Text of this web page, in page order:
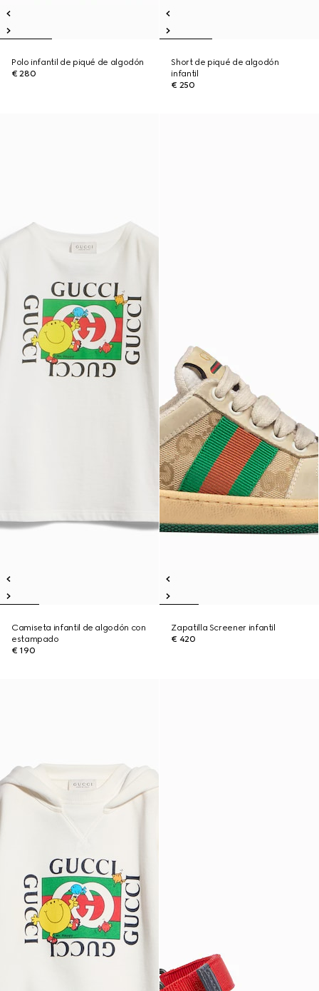
Polo infantil de piqué de algodón
€ 280
Short de piqué de algodón
infantil
€ 250
Camiseta infantil de algodón con
estampado
€ 190
Zapatilla Screener infantil
€ 420